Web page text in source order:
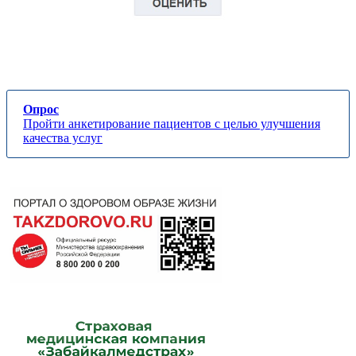
Опрос
Пройти анкетирование пациентов с целью улучшения
качества услуг